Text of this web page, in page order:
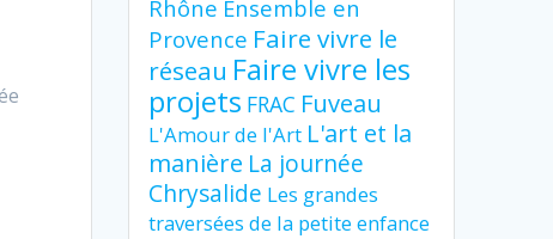
Rhône Ensemble en
Provence Faire vivre le
réseau Faire vivre les
projets FRAC Fuveau
L'Amour de l'Art L'art et la
manière La journée
Chrysalide Les grandes
traversées de la petite enfance